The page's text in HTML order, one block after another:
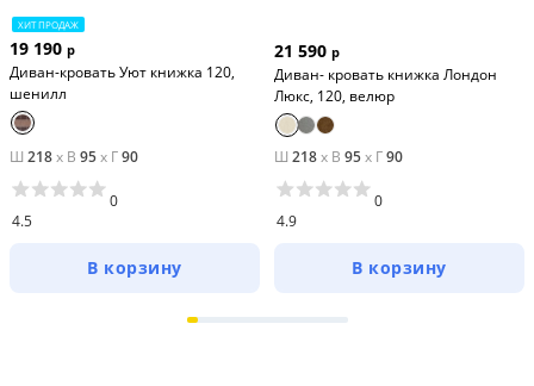
ХИТ ПРОДАЖ
19 190 р
Диван-кровать Уют книжка 120,
шенилл
Ш 218x В 95x Г90
4.5
0
В корзину
21 590 р
Диван- кровать книжка Лондон
Люкс, 120, велюр
Ш 218x В 95x Г90
4.9
0
В корзину